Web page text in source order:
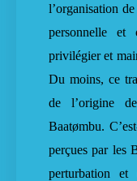
l’organisation
personnelle et
privilégier et
Du moins, ce
de l’origine
Baatømbu.
perçues par les
perturbation et